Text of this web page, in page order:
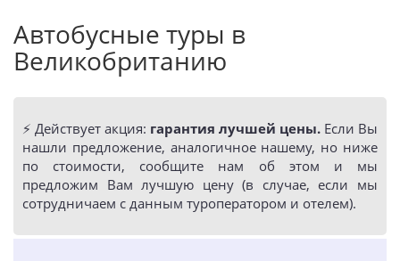
Автобусные туры в
Великобританию
⚡️ Действует акция: гарантия лучшей цены. Если Вы
нашли предложение, аналогичное нашему, но ниже
по стоимости, сообщите нам об этом и мы
предложим Вам лучшую цену (в случае, если мы
сотрудничаем с данным туроператором и отелем).